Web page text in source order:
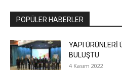
POPÜLER HABERLER
YAPI ÜRÜNLERİ
BULUŞTU
4 Kasım 2022